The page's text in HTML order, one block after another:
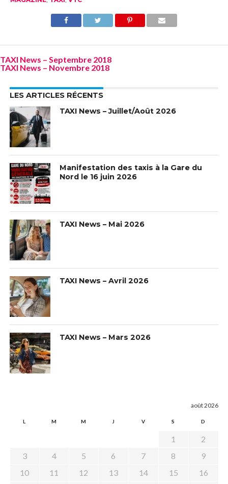
TAXI News – Septembre 2018
TAXI News – Novembre 2018
LES ARTICLES RÉCENTS
TAXI News – Juillet/Août 2026
Manifestation des taxis à la Gare du
Nord le 16 juin 2026
TAXI News – Mai 2026
TAXI News – Avril 2026
TAXI News – Mars 2026
août 2026
L M M J V S D
1
2
3
4 5 6 7 8
9
10
11 12 13 14 15
16